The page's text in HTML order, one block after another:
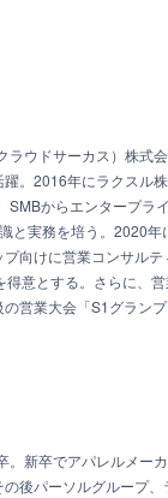
ウドサーカス）株式会
。2016年にラクスル
SMBからエンタープラ
と実務を培う。2020
向けに営業コンサルテ
意とする。さらに、
営業大会「S1グラン
新卒でアパレルメー
後パーソルグループ